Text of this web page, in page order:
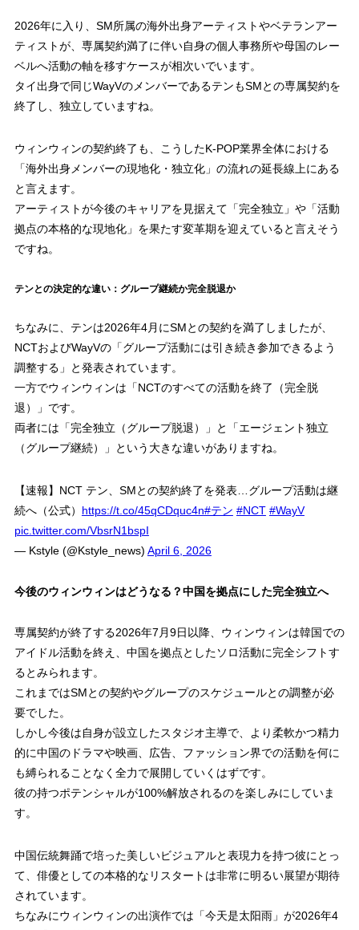
2026年に入り、SM所属の海外出身アーティストやベテランアー
ティストが、専属契約満了に伴い自身の個人事務所や母国のレー
ベルへ活動の軸を移すケースが相次いでいます。
タイ出身で同じWayVのメンバーであるテンもSMとの専属契約を
終了し、独立していますね。
ウィンウィンの契約終了も、こうしたK-POP業界全体における
「海外出身メンバーの現地化・独立化」の流れの延長線上にある
と言えます。
アーティストが今後のキャリアを見据えて「完全独立」や「活動
拠点の本格的な現地化」を果たす変革期を迎えていると言えそう
ですね。
テンとの決定的な違い：グループ継続か完全脱退か
ちなみに、テンは2026年4月にSMとの契約を満了しましたが、
NCTおよびWayVの「グループ活動には引き続き参加できるよう
調整する」と発表されています。
一方でウィンウィンは「NCTのすべての活動を終了（完全脱
退）」です。
両者には「完全独立（グループ脱退）」と「エージェント独立
（グループ継続）」という大きな違いがありますね。
【速報】NCT テン、SMとの契約終了を発表…グループ活動は継
続へ（公式） https://t.co/45qCDquc4n#テン #NCT #WayV
pic.twitter.com/VbsrN1bspI
— Kstyle (@Kstyle_news) April 6, 2026
今後のウィンウィンはどうなる？中国を拠点にした完全独立へ
専属契約が終了する2026年7月9日以降、ウィンウィンは韓国での
アイドル活動を終え、中国を拠点としたソロ活動に完全シフトす
るとみられます。
これまではSMとの契約やグループのスケジュールとの調整が必
要でした。
しかし今後は自身が設立したスタジオ主導で、より柔軟かつ精力
的に中国のドラマや映画、広告、ファッション界での活動を何に
も縛られることなく全力で展開していくはずです。
彼の持つポテンシャルが100%解放されるのを楽しみにしていま
す。
中国伝統舞踊で培った美しいビジュアルと表現力を持つ彼にとっ
て、俳優としての本格的なリスタートは非常に明るい展望が期待
されています。
ちなみにウィンウィンの出演作では「今天是太阳雨」が2026年4